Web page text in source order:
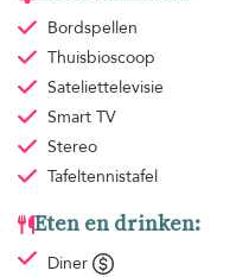
Bordspellen
Thuisbioscoop
Sateliettelevisie
Smart TV
Stereo
Tafeltennistafel
Eten en drinken:
Diner